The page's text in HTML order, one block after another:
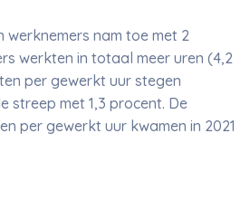
nam toe met 2
werkten in totaal meer uren (4,2
per gewerkt uur stegen
streep met 1,3 procent. De
per gewerkt uur kwamen in 2021